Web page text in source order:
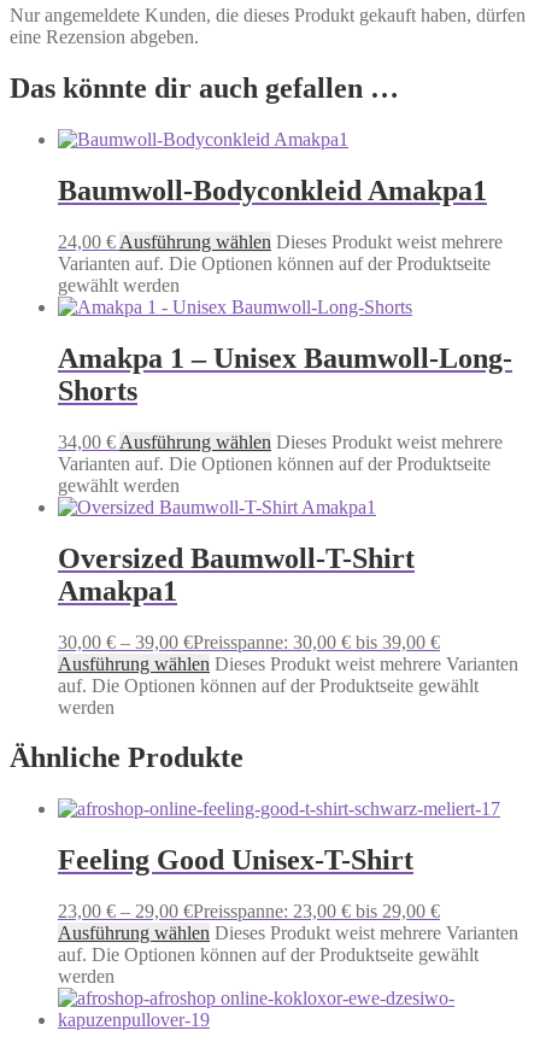
Nur angemeldete Kunden, die dieses Produkt gekauft haben, dürfen
eine Rezension abgeben.
Das könnte dir auch gefallen …
Baumwoll-Bodyconkleid Amakpa1
24,00 € Ausführung wählen Dieses Produkt weist mehrere
Varianten auf. Die Optionen können auf der Produktseite
gewählt werden
Amakpa 1 – Unisex Baumwoll-Long-
Shorts
34,00 € Ausführung wählen Dieses Produkt weist mehrere
Varianten auf. Die Optionen können auf der Produktseite
gewählt werden
Oversized Baumwoll-T-Shirt
Amakpa1
30,00 € – 39,00 €Preisspanne: 30,00 € bis 39,00 €
Ausführung wählen Dieses Produkt weist mehrere Varianten
auf. Die Optionen können auf der Produktseite gewählt
werden
Ähnliche Produkte
Feeling Good Unisex-T-Shirt
23,00 € – 29,00 €Preisspanne: 23,00 € bis 29,00 €
Ausführung wählen Dieses Produkt weist mehrere Varianten
auf. Die Optionen können auf der Produktseite gewählt
werden